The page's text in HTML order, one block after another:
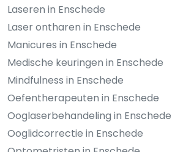
Laseren in Enschede
Laser ontharen in Enschede
Manicures in Enschede
Medische keuringen in Enschede
Mindfulness in Enschede
Oefentherapeuten in Enschede
Ooglaserbehandeling in Enschede
Ooglidcorrectie in Enschede